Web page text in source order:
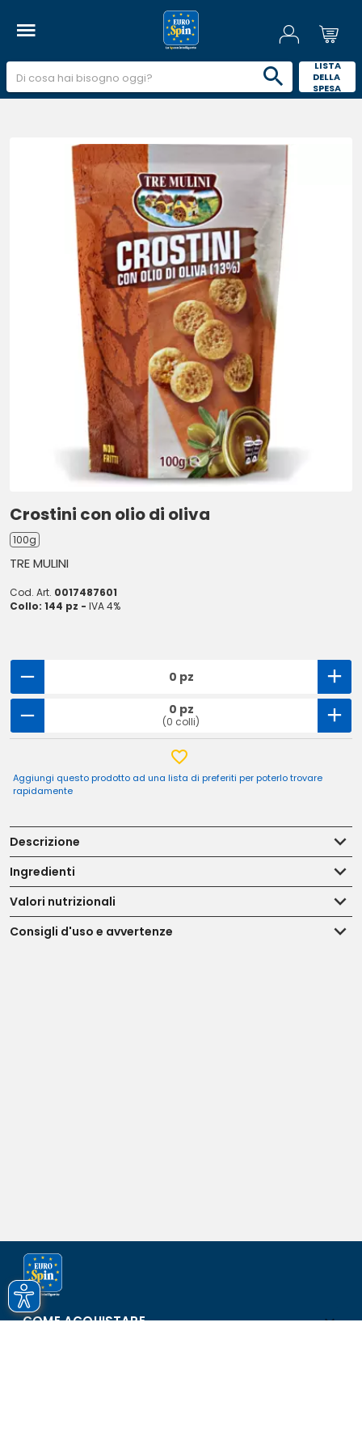
LISTA
DELLA
SPESA
Crostini con olio di oliva
100g
TRE MULINI
Cod. Art. 0017487601
Collo: 144 pz - IVA 4%
0 pz
0 pz
(0 colli)
Aggiungi questo prodotto ad una lista di preferiti per poterlo trovare
rapidamente
Descrizione
Ingredienti
Valori nutrizionali
Consigli d'uso e avvertenze
COME ACQUISTARE